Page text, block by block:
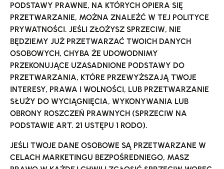
PODSTAWY PRAWNE, NA KTÓRYCH OPIERA SIĘ
PRZETWARZANIE, MOŻNA ZNALEŹĆ W TEJ POLITYCE
PRYWATNOŚCI. JEŚLI ZŁOŻYSZ SPRZECIW, NIE
BĘDZIEMY JUŻ PRZETWARZAĆ TWOICH DANYCH
OSOBOWYCH, CHYBA ŻE UDOWODNIMY
PRZEKONUJĄCE UZASADNIONE PODSTAWY DO
PRZETWARZANIA, KTÓRE PRZEWYŻSZAJĄ TWOJE
INTERESY, PRAWA I WOLNOŚCI, LUB PRZETWARZANIE
SŁUŻY DO WYCIĄGNIĘCIA, WYKONYWANIA LUB
OBRONY ROSZCZEŃ PRAWNYCH (SPRZECIW NA
PODSTAWIE ART. 21 USTĘPU 1 RODO).
JEŚLI TWOJE DANE OSOBOWE SĄ PRZETWARZANE W
CELACH MARKETINGU BEZPOŚREDNIEGO, MASZ